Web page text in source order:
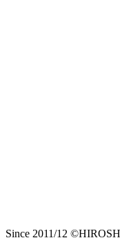
Since 2011/12